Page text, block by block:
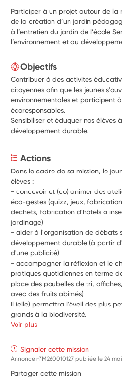
Participer à un projet autour de la
de la création d’un jardin
à l’entretien du jardin de l’école
l’environnement et au
Objectifs
Contribuer à des activités
citoyennes afin que les jeunes
environnementales et participent
écoresponsables.
Sensibiliser et éduquer nos élèves
développement durable.
Actions
Dans le cadre de sa mission, le
élèves :
- concevoir et (co) animer des
éco-gestes (quizz, jeux,
déchets, fabrication d'hôtels à
jardinage)
- aider à l'organisation de débats
développement durable (à partir
d'une publicité)
- accompagner la réflexion et le
pratiques quotidiennes en terme
place des poubelles de tri,
avec des fruits abimés)
Il (elle) permettra l'éveil des plus
grands à la biodiversité.
Voir plus
Signaler cette mission
Annonce n°M260010127 publiée le24
Partager cette mission